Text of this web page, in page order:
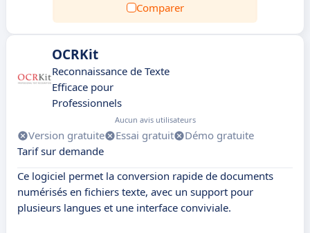
Comparer
OCRKit
Reconnaissance de Texte
Efficace pour
Professionnels
Aucun avis utilisateurs
Version gratuite Essai gratuit
Démo gratuite
Tarif sur demande
Ce logiciel permet la conversion rapide de documents
numérisés en fichiers texte, avec un support pour
plusieurs langues et une interface conviviale.